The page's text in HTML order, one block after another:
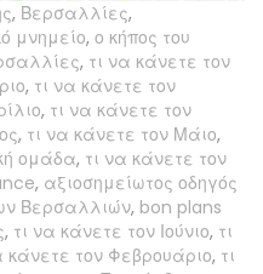
, Βερσαλλίες,
μνημείο, ο κήπος του
, τι να κάνετε τον
, τι να κάνετε τον
, τι να κάνετε τον
, τι να κάνετε τον Μάιο,
ομάδα, τι να κάνετε τον
, αξιοσημείωτος οδηγός
Βερσαλλιών, bon plans
, τι να κάνετε τον Ιούνιο, τι
κάνετε τον Φεβρουάριο, τι